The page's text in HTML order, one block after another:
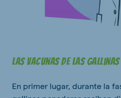
Las vacunas de las gallinas
En primer lugar, durante la